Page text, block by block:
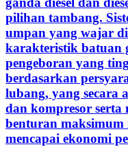
pilihan tambang.
umpan yang wajar
karakteristik batuan
pengeboran yang
berdasarkan
lubang, yang secara
dan kompresor serta
benturan
mencapai ekonomi